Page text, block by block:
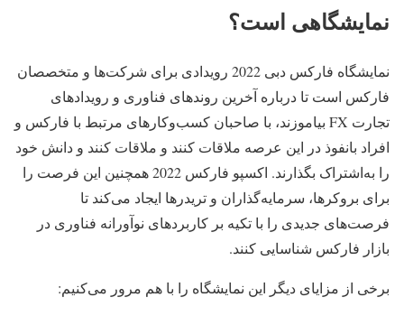
نمایشگاهی است؟
نمایشگاه فارکس دبی 2022 رویدادی برای شرکت‌ها و متخصصان
فارکس است تا درباره آخرین روندهای فناوری و رویدادهای
تجارت FX بیاموزند، با صاحبان کسب‌وکارهای مرتبط با فارکس و
افراد بانفوذ در این عرصه ملاقات کنند و ملاقات کنند و دانش خود
را به‌اشتراک بگذارند. اکسپو فارکس 2022 همچنین این فرصت را
برای بروکرها، سرمایه‌گذاران و تریدرها ایجاد می‌کند تا
فرصت‌های جدیدی را با تکیه بر کاربردهای نوآورانه فناوری در
بازار فارکس شناسایی کنند.
برخی از مزایای دیگر این نمایشگاه را با هم مرور می‌کنیم: